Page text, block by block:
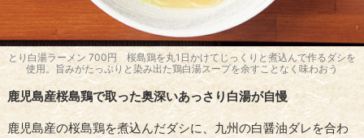
とり白湯ラーメン 700円 桜島鶏を丸1日かけてじっくりと煮込んで作るダシを
使用。旨みがたっぷりと染み出た鶏白湯スープを余すことなく味わおう
鹿児島産桜島鶏で取った奥深いあっさり白湯が自慢
鹿児島産の桜島鶏を煮込んだダシに、九州の白醤油ダレを合わ